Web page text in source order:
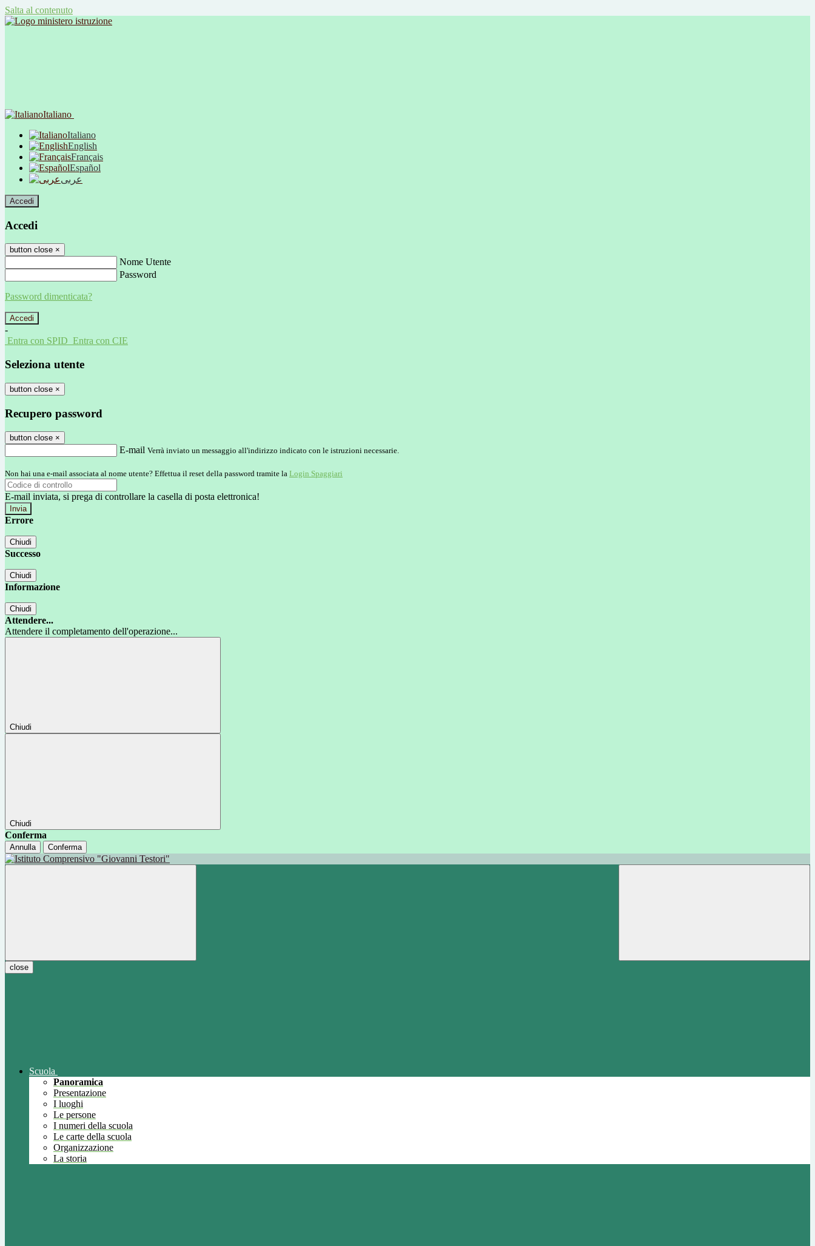
Salta al contenuto
Italiano
Italiano
English
Français
Español
عربى
Accedi
Accedi
button close ×
Nome Utente
Password
Password dimenticata?
-
Entra con SPID Entra con CIE
Seleziona utente
button close ×
Recupero password
button close ×
E-mail Verrà inviato un messaggio all'indirizzo indicato con le istruzioni necessarie.
Non hai una e-mail associata al nome utente? Effettua il reset della password tramite la Login Spaggiari
E-mail inviata, si prega di controllare la casella di posta elettronica!
Errore
Chiudi
Successo
Chiudi
Informazione
Chiudi
Attendere...
Attendere il completamento dell'operazione...
Chiudi
Chiudi
Conferma
Annulla Conferma
close
Scuola
Panoramica
Presentazione
I luoghi
Le persone
I numeri della scuola
Le carte della scuola
Organizzazione
La storia